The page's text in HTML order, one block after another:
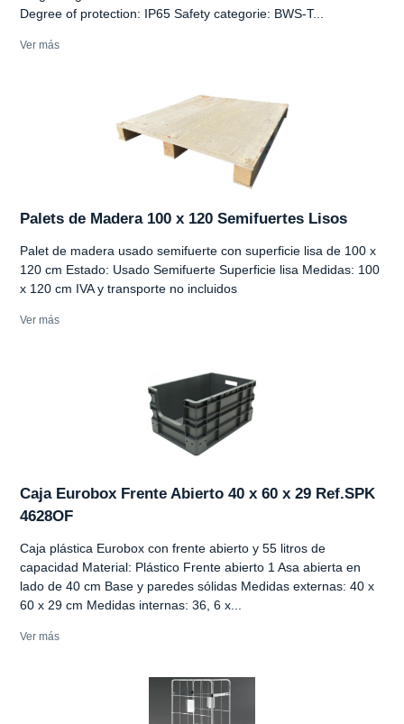
Degree of protection: IP65 Safety categorie: BWS-T...
Ver más
Palets de Madera 100 x 120 Semifuertes Lisos
Palet de madera usado semifuerte con superficie lisa de 100 x
120 cm Estado: Usado Semifuerte Superficie lisa Medidas: 100
x 120 cm IVA y transporte no incluidos
Ver más
Caja Eurobox Frente Abierto 40 x 60 x 29 Ref.SPK
4628OF
Caja plástica Eurobox con frente abierto y 55 litros de
capacidad Material: Plástico Frente abierto 1 Asa abierta en
lado de 40 cm Base y paredes sólidas Medidas externas: 40 x
60 x 29 cm Medidas internas: 36, 6 x...
Ver más